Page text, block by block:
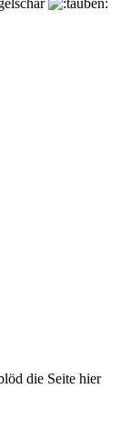
die Seite hier